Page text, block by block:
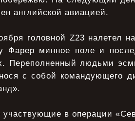
английской авиацией.
головной Z23 налетел
Фарер минное поле и
Переполненный людьми
с собой командующего
участвующие в операции